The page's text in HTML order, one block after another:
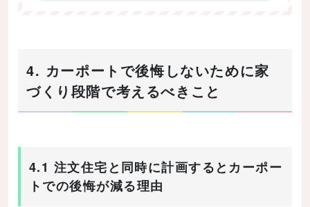
4. カーポートで後悔しないために家
づくり段階で考えるべきこと
4.1 注文住宅と同時に計画するとカーポー
トでの後悔が減る理由